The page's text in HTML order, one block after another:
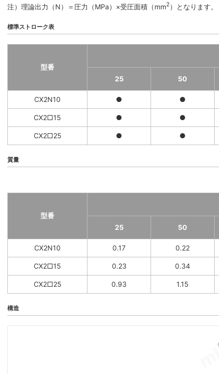
注）理論出力（N）＝圧力（MPa）×受圧面積（mm2）となります。
標準ストローク表
型番
25
50
CX2N10 ● ●
CX2□15 ● ●
CX2□25 ● ●
質量
型番
25
50
CX2N10 0.17 0.22
CX2□15 0.23 0.34
CX2□25 0.93 1.15
構造